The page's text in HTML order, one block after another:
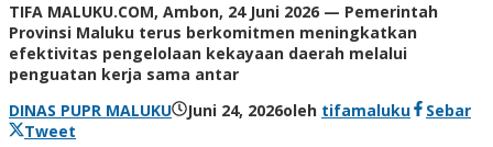
TIFA MALUKU.COM, Ambon, 24 Juni 2026 — Pemerintah
Provinsi Maluku terus berkomitmen meningkatkan
efektivitas pengelolaan kekayaan daerah melalui
penguatan kerja sama antar
DINAS PUPR MALUKU
Juni 24, 2026oleh tifamaluku
Sebar
Tweet